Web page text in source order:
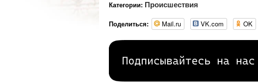
Категории: Происшествия
Поделиться: Mail.ru VK.com OK